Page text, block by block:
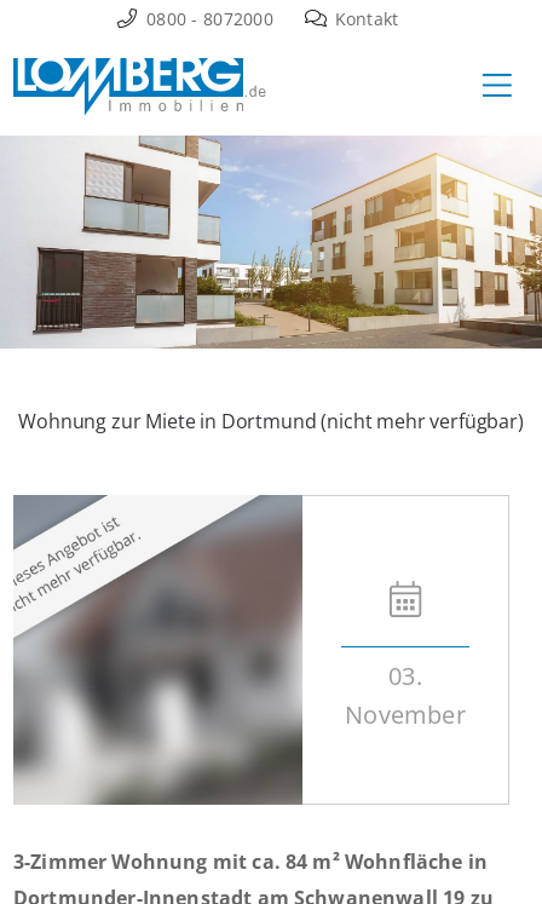
Inhalt
springen
0800 - 8072000 Kontakt
Wohnung zur Miete in Dortmund (nicht mehr verfügbar)
03.
November
3-Zimmer Wohnung mit ca. 84 m² Wohnfläche in
Dortmunder-Innenstadt am Schwanenwall 19 zu